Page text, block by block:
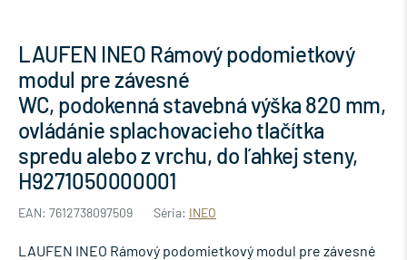
LAUFEN INEO Rámový podomietkový
modul pre závesné
WC, podokenná stavebná výška 820 mm,
ovládánie splachovacieho tlačítka
spredu alebo z vrchu, do ľahkej steny,
H9271050000001
EAN: 7612738097509 Séria: INEO
LAUFEN INEO Rámový podomietkový modul pre závesné